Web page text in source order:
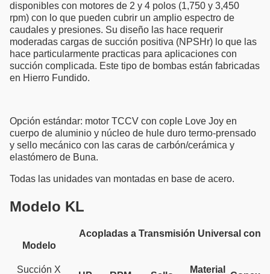
disponibles con motores de 2 y 4 polos (1,750 y 3,450
rpm) con lo que pueden cubrir un amplio espectro de
caudales y presiones. Su diseño las hace requerir
moderadas cargas de succión positiva (NPSHr) lo que las
hace particularmente practicas para aplicaciones con
succión complicada. Este tipo de bombas están fabricadas
en Hierro Fundido.
Opción estándar: motor TCCV con cople Love Joy en
cuerpo de aluminio y núcleo de hule duro termo-prensado
y sello mecánico con las caras de carbón/cerámica y
elastómero de Buna.
Todas las unidades van montadas en base de acero.
Modelo KL
Acopladas a Transmisión Universal con
Modelo
Succión X
Material